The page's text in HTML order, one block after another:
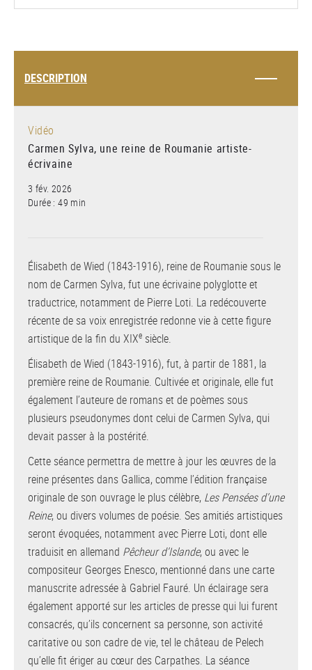
DESCRIPTION
Vidéo
Carmen Sylva, une reine de Roumanie artiste-
écrivaine
3 fév. 2026
Durée : 49 min
Élisabeth de Wied (1843-1916), reine de Roumanie sous le
nom de Carmen Sylva, fut une écrivaine polyglotte et
traductrice, notamment de Pierre Loti. La redécouverte
récente de sa voix enregistrée redonne vie à cette figure
artistique de la fin du XIXe siècle.
Élisabeth de Wied (1843-1916), fut, à partir de 1881, la
première reine de Roumanie. Cultivée et originale, elle fut
également l’auteure de romans et de poèmes sous
plusieurs pseudonymes dont celui de Carmen Sylva, qui
devait passer à la postérité.
Cette séance permettra de mettre à jour les œuvres de la
reine présentes dans Gallica, comme l’édition française
originale de son ouvrage le plus célèbre, Les Pensées d’une
Reine, ou divers volumes de poésie. Ses amitiés artistiques
seront évoquées, notamment avec Pierre Loti, dont elle
traduisit en allemand Pêcheur d’Islande, ou avec le
compositeur Georges Enesco, mentionné dans une carte
manuscrite adressée à Gabriel Fauré. Un éclairage sera
également apporté sur les articles de presse qui lui furent
consacrés, qu’ils concernent sa personne, son activité
caritative ou son cadre de vie, tel le château de Pelech
qu’elle fit ériger au cœur des Carpathes. La séance